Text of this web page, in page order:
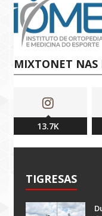
MIXTONET NAS
13.7K
TIGRESAS